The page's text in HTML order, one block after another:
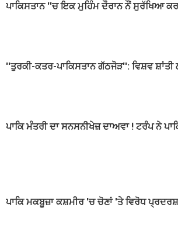
ਪਾਕਿਸਤਾਨ ''ਚ ਇਕ ਮੁਹਿੰਮ ਦੌਰਾਨ ਨੌਂ ਸੁਰੱਖਿਆ
''ਤੁਰਕੀ-ਕਤਰ-ਪਾਕਿਸਤਾਨ ਗੱਠਜੋੜ'': ਵਿਸ਼ਵ ਸ਼ਾਂਤੀ
ਪਾਕਿ ਮੰਤਰੀ ਦਾ ਸਨਸਨੀਖੇਜ਼ ਦਾਅਵਾ ! ਟਰੰਪ ਨੇ
ਪਾਕਿ ਮਕਬੂਜ਼ਾ ਕਸ਼ਮੀਰ 'ਚ ਚੋਣਾਂ 'ਤੇ ਵਿਰੋਧ